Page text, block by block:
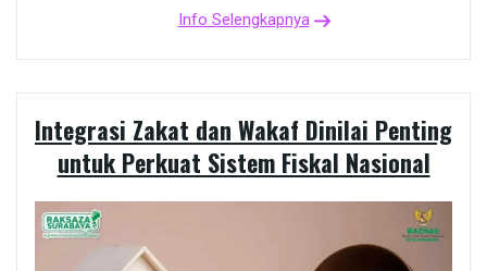
Info Selengkapnya
Integrasi Zakat dan Wakaf Dinilai Penting
untuk Perkuat Sistem Fiskal Nasional